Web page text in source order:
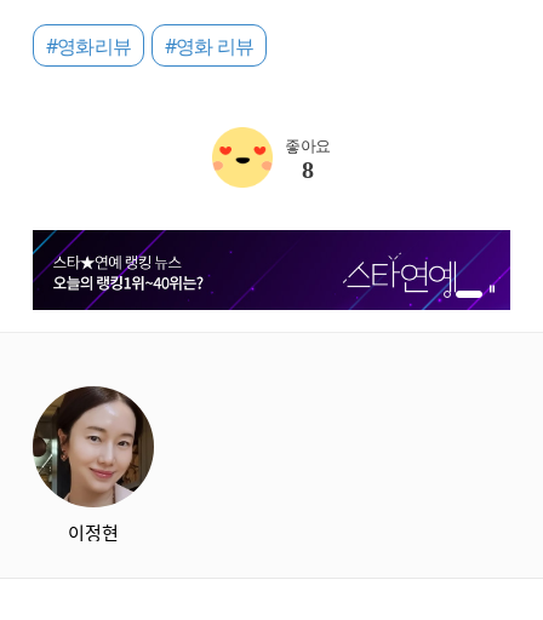
#영화리뷰 #영화 리뷰
좋아요
8
1번 배너 보기
2번 배너 보기
이정현